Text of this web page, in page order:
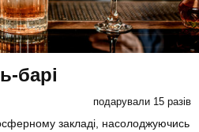
барі
подарували 15 разів
закладі, насолоджуючись